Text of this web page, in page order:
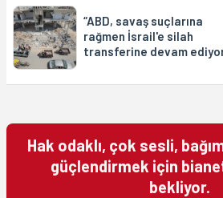
“ABD, savaş suçlarına
rağmen İsrail'e silah
transferine devam
Hak odaklı, çok sesli,
güçlendirmek için
bekliyor.